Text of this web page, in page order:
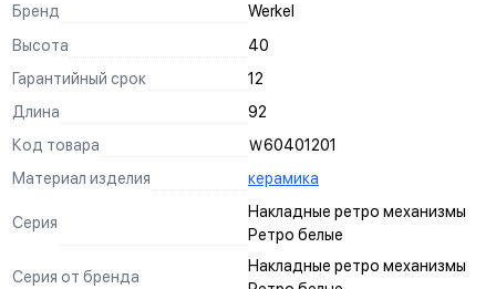
Пазы для тонкой регулировки механизмов в
подрозетнике
3 способа монтажа
винтами к подрозетнику
анкерный механизм
Запас надежности
заложенный при проектировании, обеспечивает стабильную
работу механизмов при скачках напряжения
Широкий температурный диапазон
от –40° до +80° С
Бренд
Werkel
Высота
40
Гарантийный срок
12
Длина
92
Код товара
Ｗ60401201
Материал изделия
керамика
Серия
Накладные ретро механизмы
Ретро белые
Серия от бренда
Накладные ретро механизмы